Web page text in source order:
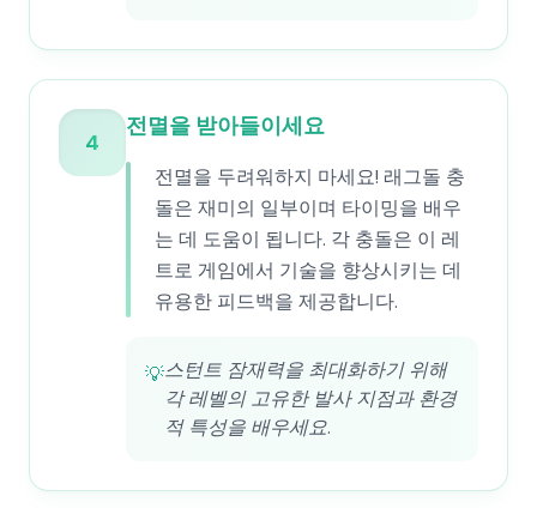
4
전멸을 받아들이세요
전멸을 두려워하지 마세요! 래그돌 충
돌은 재미의 일부이며 타이밍을 배우
는 데 도움이 됩니다. 각 충돌은 이 레
트로 게임에서 기술을 향상시키는 데
유용한 피드백을 제공합니다.
💡스턴트 잠재력을 최대화하기 위해
각 레벨의 고유한 발사 지점과 환경
적 특성을 배우세요.